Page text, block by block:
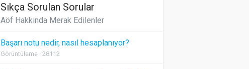
Sıkça Sorulan Sorular
Aöf Hakkında Merak Edilenler
Başarı notu nedir, nasıl hesaplanıyor?
Görüntüleme : 28112